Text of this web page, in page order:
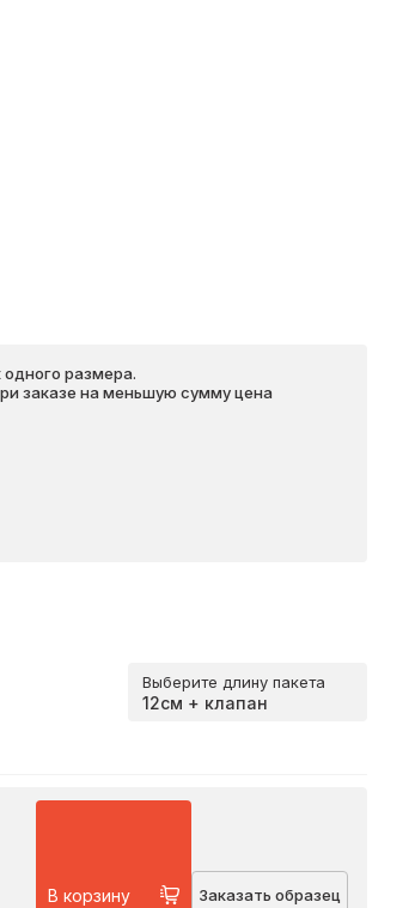
размера.
заказе на меньшую сумму цена
Выберите длину пакета
В корзину Заказать образец